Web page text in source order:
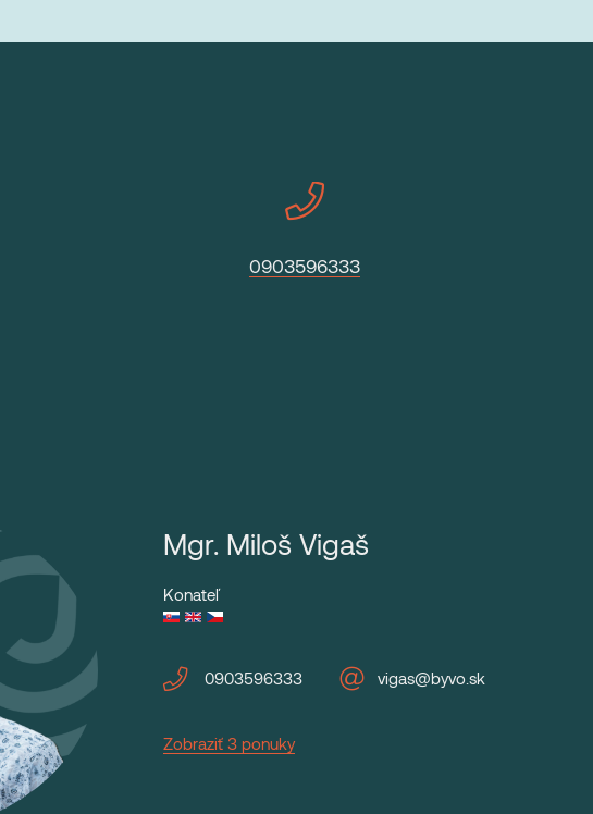
0903596333
Mgr. Miloš Vigaš
Konateľ
0903596333 vigas@byvo.sk
Zobraziť 3 ponuky